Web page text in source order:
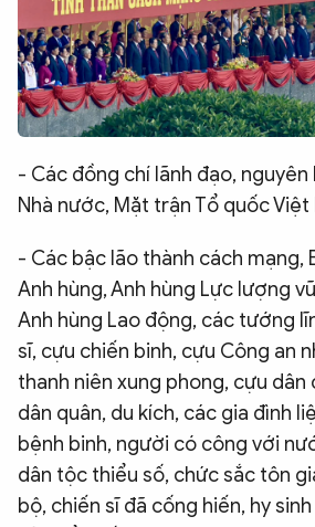
- Các đồng chí lãnh đạo,
Nhà nước, Mặt trận Tổ quốc Việt
- Các bậc lão thành cách mạng,
Anh hùng, Anh hùng Lực lượng
Anh hùng Lao động, các tướng
sĩ, cựu chiến binh, cựu Công an
thanh niên xung phong, cựu dân
dân quân, du kích, các gia đình
bệnh binh, người có công với
dân tộc thiểu số, chức sắc tôn
bộ, chiến sĩ đã cống hiến, hy